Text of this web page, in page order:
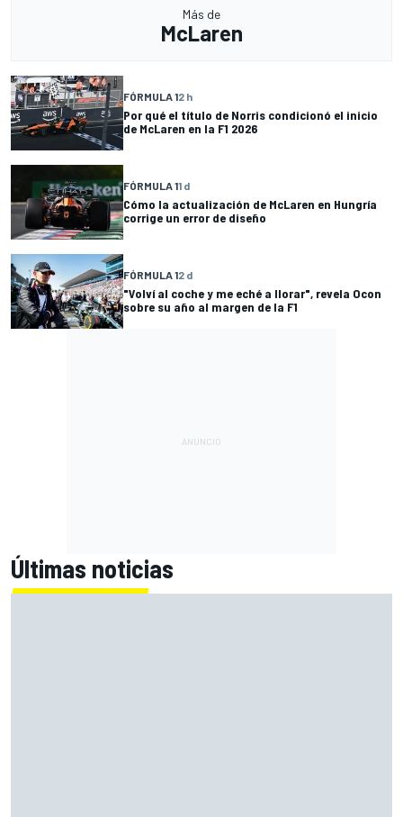
Más de
McLaren
FÓRMULA 12 h
Por qué el título de Norris condicionó el inicio
de McLaren en la F1 2026
FÓRMULA 11 d
Cómo la actualización de McLaren en Hungría
corrige un error de diseño
FÓRMULA 12 d
"Volví al coche y me eché a llorar", revela Ocon
sobre su año al margen de la F1
Últimas noticias